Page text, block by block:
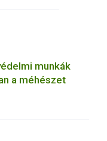
munkák
a méhészet